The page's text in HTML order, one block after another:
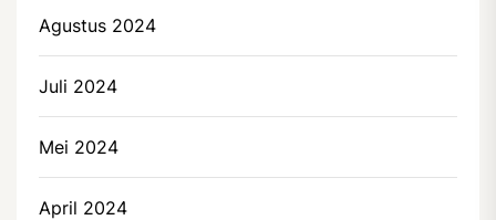
Agustus 2024
Juli 2024
Mei 2024
April 2024